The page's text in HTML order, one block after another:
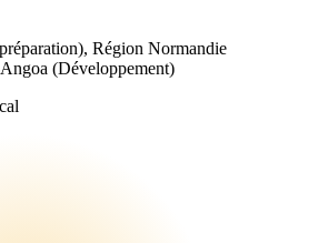
Région Normandie
(Développement)